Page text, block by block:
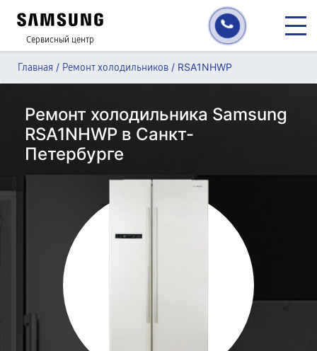
Сервисный центр
Главная / Ремонт холодильников / RSA1NHWP
Ремонт холодильника Samsung
RSA1NHWP в Санкт-
Петербурге